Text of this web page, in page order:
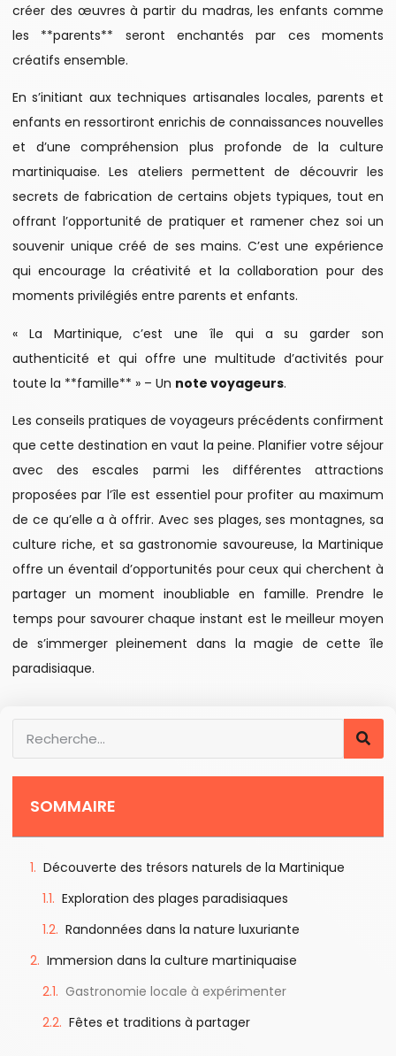
créer des œuvres à partir du madras, les enfants comme
les **parents** seront enchantés par ces moments
créatifs ensemble.
En s’initiant aux techniques artisanales locales, parents et
enfants en ressortiront enrichis de connaissances nouvelles
et d’une compréhension plus profonde de la culture
martiniquaise. Les ateliers permettent de découvrir les
secrets de fabrication de certains objets typiques, tout en
offrant l’opportunité de pratiquer et ramener chez soi un
souvenir unique créé de ses mains. C’est une expérience
qui encourage la créativité et la collaboration pour des
moments privilégiés entre parents et enfants.
« La Martinique, c’est une île qui a su garder son
authenticité et qui offre une multitude d’activités pour
toute la **famille** » – Un note voyageurs.
Les conseils pratiques de voyageurs précédents confirment
que cette destination en vaut la peine. Planifier votre séjour
avec des escales parmi les différentes attractions
proposées par l’île est essentiel pour profiter au maximum
de ce qu’elle a à offrir. Avec ses plages, ses montagnes, sa
culture riche, et sa gastronomie savoureuse, la Martinique
offre un éventail d’opportunités pour ceux qui cherchent à
partager un moment inoubliable en famille. Prendre le
temps pour savourer chaque instant est le meilleur moyen
de s’immerger pleinement dans la magie de cette île
paradisiaque.
SOMMAIRE
Découverte des trésors naturels de la Martinique
Exploration des plages paradisiaques
Randonnées dans la nature luxuriante
Immersion dans la culture martiniquaise
Gastronomie locale à expérimenter
Fêtes et traditions à partager